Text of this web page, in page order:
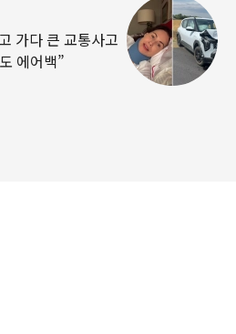
가다 큰 교통사고
에어백”